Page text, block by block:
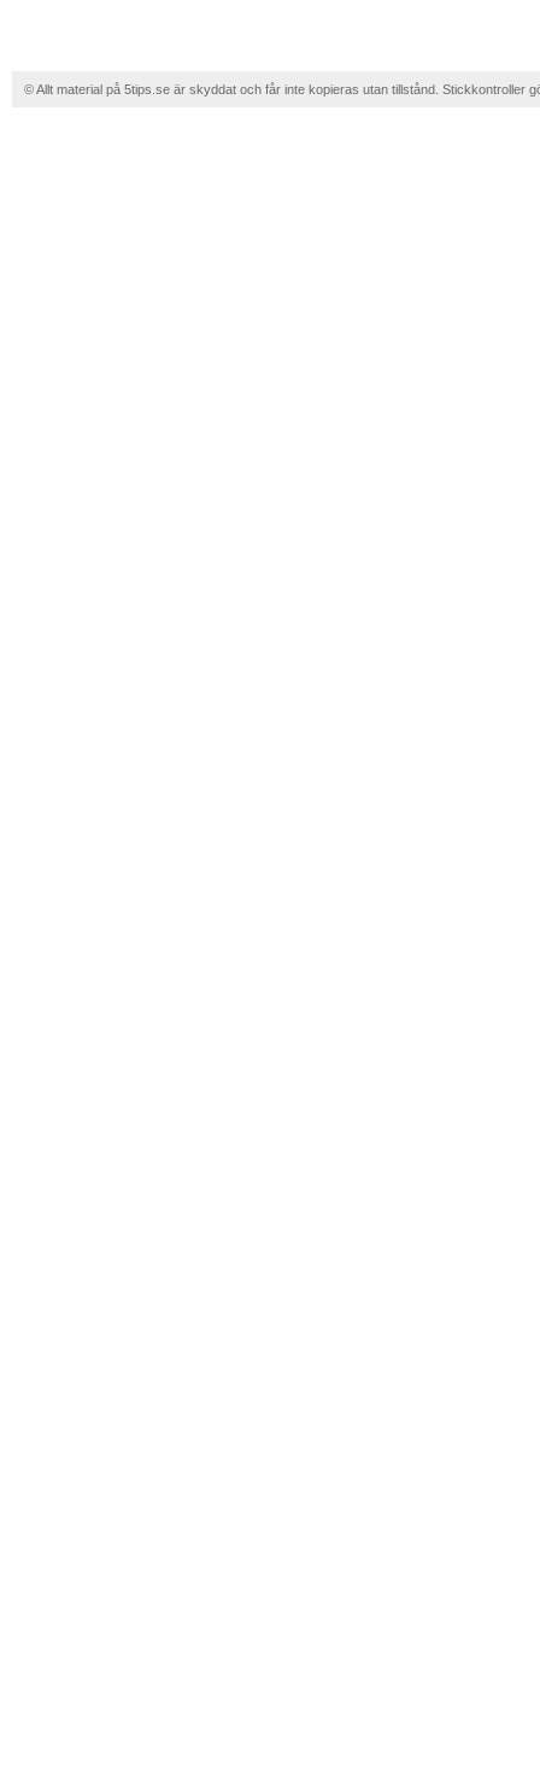
© Allt material på 5tips.se är skyddat och får inte kopieras utan tillstånd. Stickkontroller